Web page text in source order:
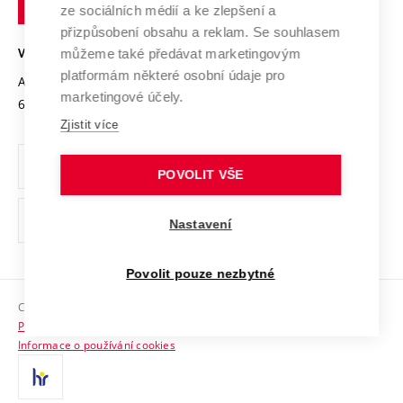
Open Science
Projekty
Projekty ze strukturálních fondů
Specifický výzkum
Mezinárodní dohody
Univerzitní sítě
Bezpečná univerzita
Vyznamenání
Organizační struktura
Ochrana osobních údajů
odkaz)
Sociální bezpečí
HR Award
Kontakty
VYSOKÉ UČENÍ TECHNICKÉ V BRNĚ
Antonínská 548/1
602 00 Brno
www.vut.cz
vut@vutbr.cz
Copyright © 2026 VUT
Prohlášení o přístupnosti
Informace o používání cookies
ze sociálních médií a ke zlepšení a
přizpůsobení obsahu a reklam. Se souhlasem
můžeme také předávat marketingovým
platformám některé osobní údaje pro
marketingové účely.
Zjistit více
POVOLIT VŠE
Nastavení
Povolit pouze nezbytné